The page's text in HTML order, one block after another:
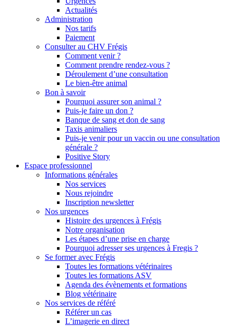
Actualités
Administration
Nos tarifs
Paiement
Consulter au CHV Frégis
Comment venir ?
Comment prendre rendez-vous ?
Déroulement d’une consultation
Le bien-être animal
Bon à savoir
Pourquoi assurer son animal ?
Puis-je faire un don ?
Banque de sang et don de sang
Taxis animaliers
Puis-je venir pour un vaccin ou une consultation
générale ?
Positive Story
Espace professionnel
Informations générales
Nos services
Nous rejoindre
Inscription newsletter
Nos urgences
Histoire des urgences à Frégis
Notre organisation
Les étapes d’une prise en charge
Pourquoi adresser ses urgences à Fregis ?
Se former avec Frégis
Toutes les formations vétérinaires
Toutes les formations ASV
Agenda des évènements et formations
Blog vétérinaire
Nos services de référé
Référer un cas
L’imagerie en direct